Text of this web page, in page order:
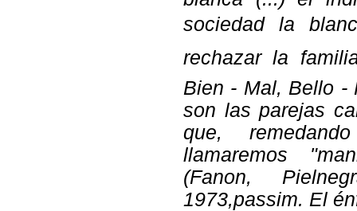
sociedad la
rechazar la
Bien - Mal, Bello -
son las parejas
que,
llamaremos
(Fanon,
1973,passim. El